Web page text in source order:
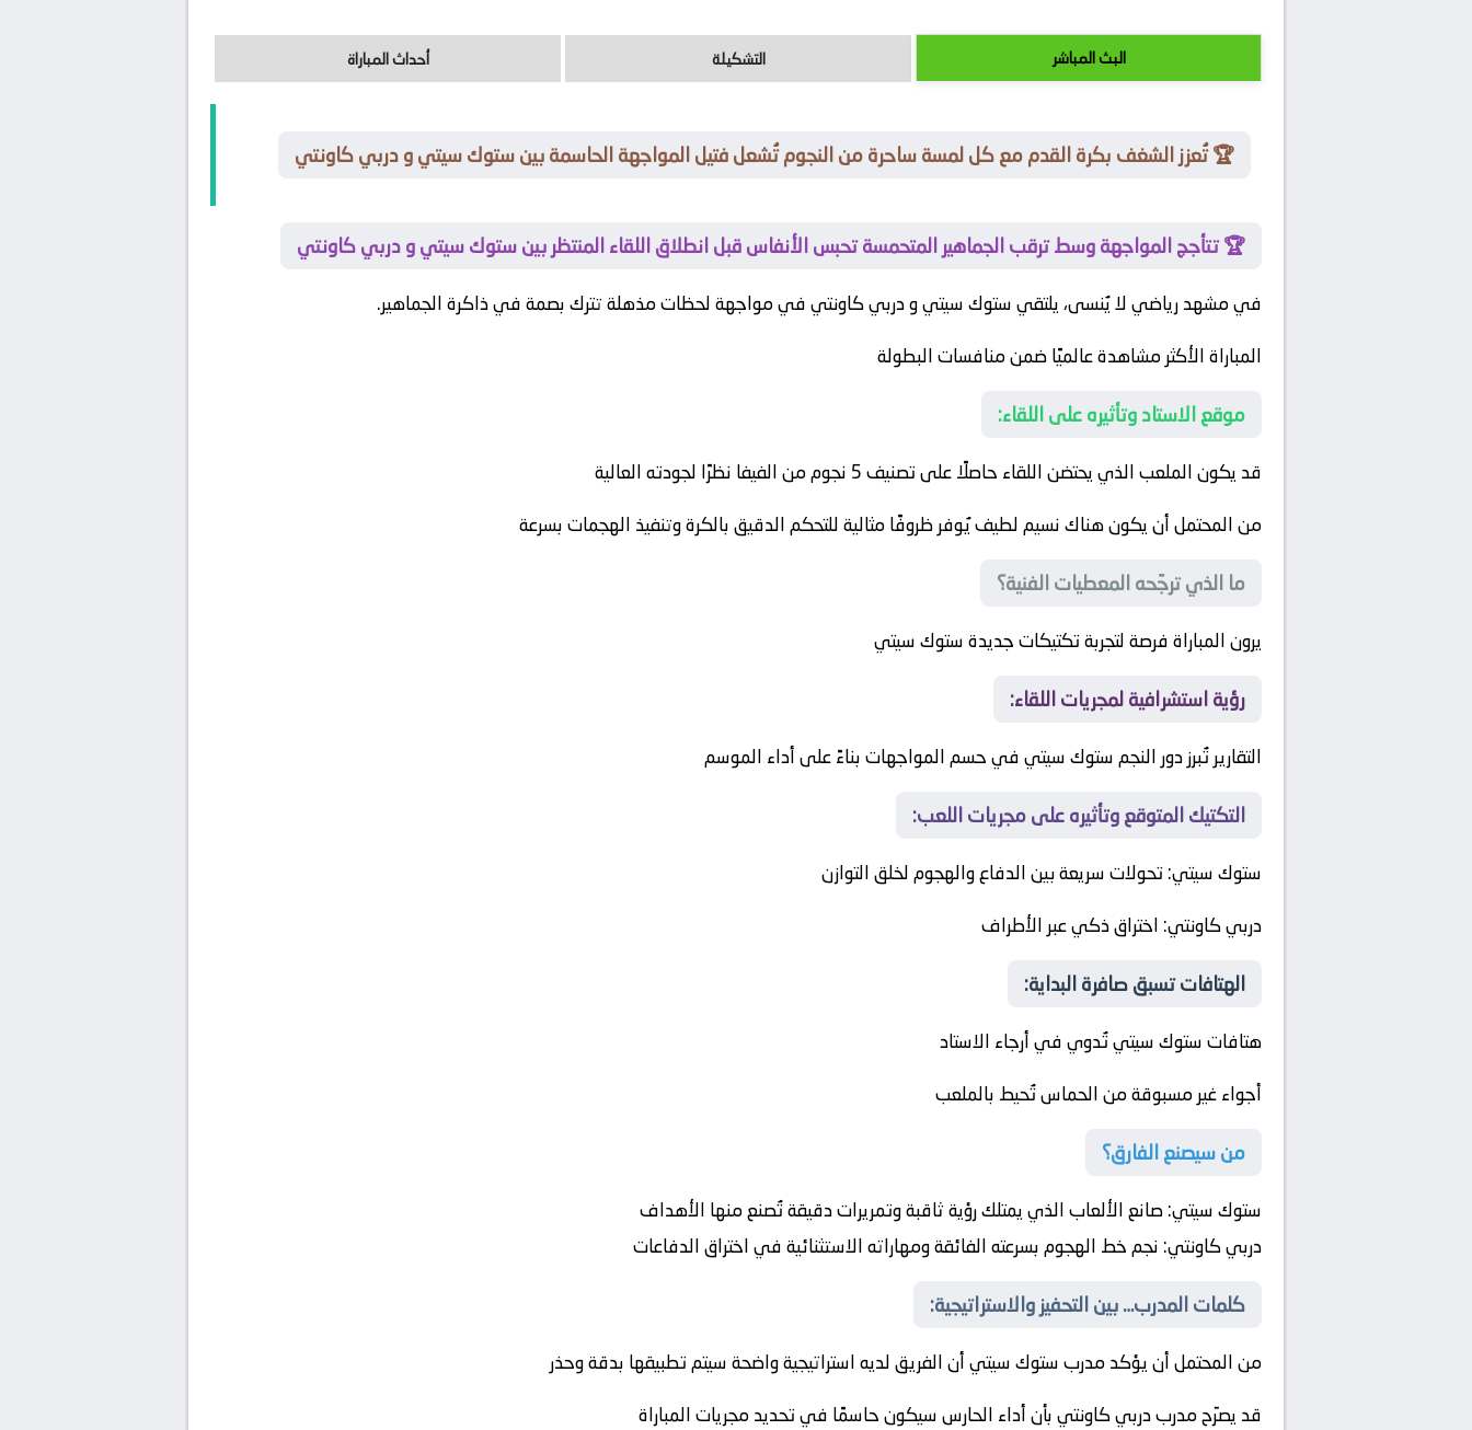
البث المباشر التشكيلة أحداث المباراة
🏆 تُعزز الشغف بكرة القدم مع كل لمسة ساحرة من النجوم تُشعل فتيل المواجهة الحاسمة بين ستوك سيتي و دربي كاونتي
🏆 تتأجج المواجهة وسط ترقب الجماهير المتحمسة تحبس الأنفاس قبل انطلاق اللقاء المنتظر بين ستوك سيتي و دربي كاونتي
في مشهد رياضي لا يُنسى، يلتقيستوك سيتيودربي كاونتيفي مواجهة لحظات مذهلة تترك بصمة في ذاكرة الجماهير.
المباراة الأكثر مشاهدة عالميًا ضمن منافسات البطولة
موقع الاستاد وتأثيره على اللقاء:
قد يكون الملعب الذي يحتضن اللقاء حاصلًا على تصنيف 5 نجوم من الفيفا نظرًا لجودته العالية
من المحتمل أن يكون هناك نسيم لطيف يُوفر ظروفًا مثالية للتحكم الدقيق بالكرة وتنفيذ الهجمات بسرعة
ما الذي ترجّحه المعطيات الفنية؟
يرون المباراة فرصة لتجربة تكتيكات جديدةستوك سيتي
رؤية استشرافية لمجريات اللقاء:
التقارير تُبرز دور النجم ستوك سيتي في حسم المواجهات بناءً على أداء الموسم
التكتيك المتوقع وتأثيره على مجريات اللعب:
ستوك سيتي: تحولات سريعة بين الدفاع والهجوم لخلق التوازن
دربي كاونتي: اختراق ذكي عبر الأطراف
الهتافات تسبق صافرة البداية:
هتافات ستوك سيتي تُدوي في أرجاء الاستاد
أجواء غير مسبوقة من الحماس تُحيط بالملعب
من سيصنع الفارق؟
ستوك سيتي:صانع الألعاب الذي يمتلك رؤية ثاقبة وتمريرات دقيقة تُصنع منها الأهداف
دربي كاونتي: نجم خط الهجوم بسرعته الفائقة ومهاراته الاستثنائية في اختراق الدفاعات
كلمات المدرب… بين التحفيز والاستراتيجية:
من المحتمل أن يؤكد مدرب ستوك سيتي أن الفريق لديه استراتيجية واضحة سيتم تطبيقها بدقة وحذر
قد يصرّح مدرب دربي كاونتي بأن أداء الحارس سيكون حاسمًا في تحديد مجريات المباراة